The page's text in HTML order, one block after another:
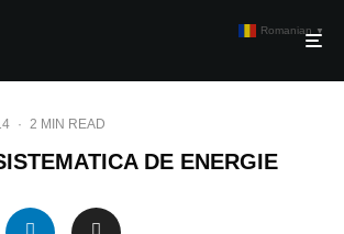
· 2 MIN READ
DE ENERGIE
Romanian ▼